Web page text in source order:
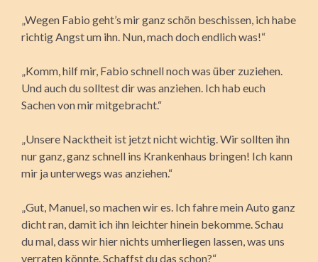
„Wegen Fabio geht’s mir ganz schön beschissen, ich habe
richtig Angst um ihn. Nun, mach doch endlich was!“
„Komm, hilf mir, Fabio schnell noch was über zuziehen.
Und auch du solltest dir was anziehen. Ich hab euch
Sachen von mir mitgebracht.“
„Unsere Nacktheit ist jetzt nicht wichtig. Wir sollten ihn
nur ganz, ganz schnell ins Krankenhaus bringen! Ich kann
mir ja unterwegs was anziehen.“
„Gut, Manuel, so machen wir es. Ich fahre mein Auto ganz
dicht ran, damit ich ihn leichter hinein bekomme. Schau
du mal, dass wir hier nichts umherliegen lassen, was uns
verraten könnte. Schaffst du das schon?“